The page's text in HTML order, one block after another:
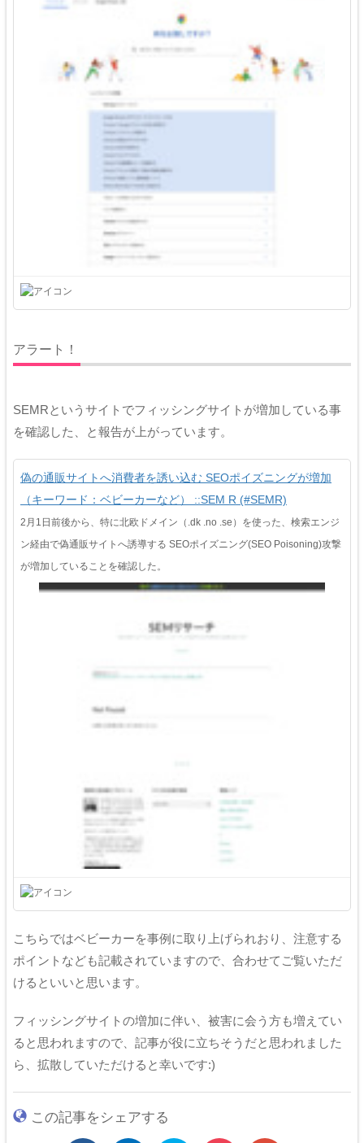
アラート！
SEMRというサイトでフィッシングサイトが増加している事
を確認した、と報告が上がっています。
偽の通販サイトへ消費者を誘い込む SEOポイズニングが増加
（キーワード：ベビーカーなど） ::SEM R (#SEMR)
2月1日前後から、特に北欧ドメイン（.dk .no .se）を使った、検索エンジ
ン経由で偽通販サイトへ誘導する SEOポイズニング(SEO Poisoning)攻撃
が増加していることを確認した。
こちらではベビーカーを事例に取り上げられおり、注意する
ポイントなども記載されていますので、合わせてご覧いただ
けるといいと思います。
フィッシングサイトの増加に伴い、被害に会う方も増えてい
ると思われますので、記事が役に立ちそうだと思われました
ら、拡散していただけると幸いです:)
この記事をシェアする